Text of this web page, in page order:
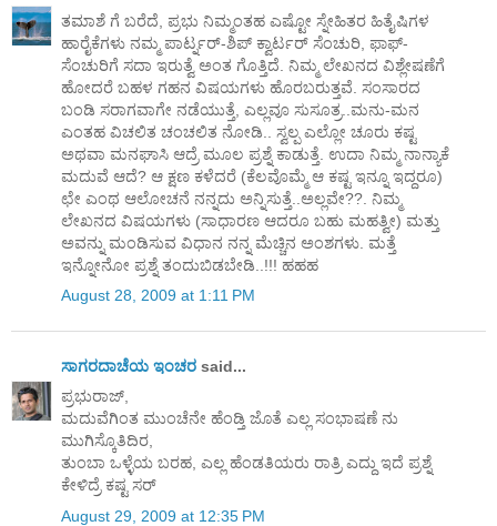
ತಮಾಶೆ ಗೆ ಬರೆದೆ, ಪ್ರಭು ನಿಮ್ಮಂತಹ ಎಷ್ಟೋ ಸ್ನೇಹಿತರ ಹಿತೈಷಿಗಳ
ಹಾರೈಕೆಗಳು ನಮ್ಮ ಪಾರ್ಟ್ನರ್-ಶಿಪ್ ಕ್ವಾರ್ಟರ್ ಸೆಂಚುರಿ, ಫಾಫ್-
ಸೆಂಚುರಿಗೆ ಸದಾ ಇರುತ್ವೆ ಅಂತ ಗೊತ್ತಿದೆ. ನಿಮ್ಮ ಲೇಖನದ ವಿಶ್ಲೇಷಣೆಗೆ
ಹೋದರೆ ಬಹಳ ಗಹನ ವಿಷಯಗಳು ಹೊರಬರುತ್ತವೆ. ಸಂಸಾರದ
ಬಂಡಿ ಸರಾಗವಾಗೇ ನಡೆಯುತ್ತೆ, ಎಲ್ಲವೂ ಸುಸೂತ್ರ..ಮನು-ಮನ
ಎಂತಹ ವಿಚಲಿತ ಚಂಚಲಿತ ನೋಡಿ.. ಸ್ವಲ್ಪ ಎಲ್ಲೋ ಚೂರು ಕಷ್ಟ
ಅಥವಾ ಮನಘಾಸಿ ಆದ್ರೆ ಮೂಲ ಪ್ರಶ್ನೆ ಕಾಡುತ್ತೆ. ಉದಾ ನಿಮ್ಮ ನಾನ್ಯಾಕೆ
ಮದುವೆ ಆದೆ? ಆ ಕ್ಷಣ ಕಳೆದರೆ (ಕೆಲವೊಮ್ಮೆ ಆ ಕಷ್ಟ ಇನ್ನೂ ಇದ್ದರೂ)
ಛೇ ಎಂಥ ಆಲೋಚನೆ ನನ್ನದು ಅನ್ನಿಸುತ್ತೆ..ಅಲ್ಲವೇ??. ನಿಮ್ಮ
ಲೇಖನದ ವಿಷಯಗಳು (ಸಾಧಾರಣ ಆದರೂ ಬಹು ಮಹತ್ವೀ) ಮತ್ತು
ಅವನ್ನು ಮಂಡಿಸುವ ವಿಧಾನ ನನ್ನ ಮೆಚ್ಚಿನ ಅಂಶಗಳು. ಮತ್ತೆ
ಇನ್ನೋನೋ ಪ್ರಶ್ನೆ ತಂದುಬಿಡಬೇಡಿ..!!! ಹಹಹ
August 28, 2009 at 1:11 PM
ಸಾಗರದಾಚೆಯ ಇಂಚರ said...
ಪ್ರಭುರಾಜ್,
ಮದುವೆಗಿಂತ ಮುಂಚೆನೇ ಹೆಂಡ್ತಿ ಜೊತೆ ಎಲ್ಲ ಸಂಭಾಷಣೆ ನು
ಮುಗಿಸ್ಕೊತಿದಿರ,
ತುಂಬಾ ಒಳ್ಳೆಯ ಬರಹ, ಎಲ್ಲ ಹೆಂಡತಿಯರು ರಾತ್ರಿ ಎದ್ದು ಇದೆ ಪ್ರಶ್ನೆ
ಕೇಳಿದ್ರೆ ಕಷ್ಟ ಸರ್
August 29, 2009 at 12:35 PM